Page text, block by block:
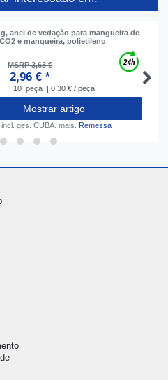
anel de vedação para mangueira de
e mangueira, polietileno
MSRP 3,63 €
2,96 € *
10 peça | 0,30 € / peça
Mostrar artigo
incl. ges. CUBA. mais. Remessa